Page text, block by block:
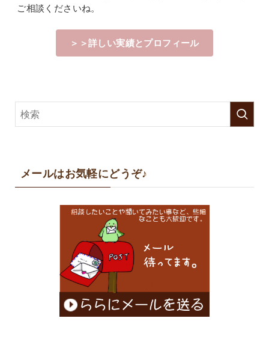
ご相談くださいね。
＞＞詳しい実績とプロフィール
メールはお気軽にどうぞ♪